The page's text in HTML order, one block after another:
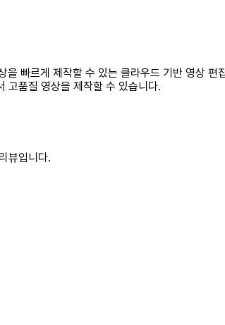
을 빠르게 제작할 수 있는 클라우드 기반 영상
고품질 영상을 제작할 수 있습니다.
뷰입니다.